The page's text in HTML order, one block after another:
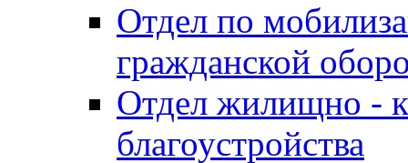
Отдел по
гражданской
Отдел жилищно -
благоустройства